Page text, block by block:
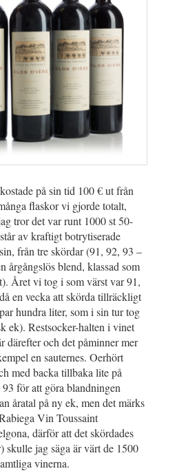
på sin tid 100 € ut från
flaskor vi gjorde totalt,
tror det var runt 1000 st 50-
av kraftigt botrytiserade
från tre skördar (91, 92, 93 –
årgångslös blend, klassad som
Året vi tog i som värst var 91,
en vecka att skörda tillräckligt
hundra liter, som i sin tur tog
ek). Restsocker-halten i vinet
därefter och det påminner mer
en sauternes. Oerhört
med backa tillbaka lite på
för att göra blandningen
åratal på ny ek, men det märks
Vin Toussaint
därför att det skördades
skulle jag säga är värt de 1500
vinerna.